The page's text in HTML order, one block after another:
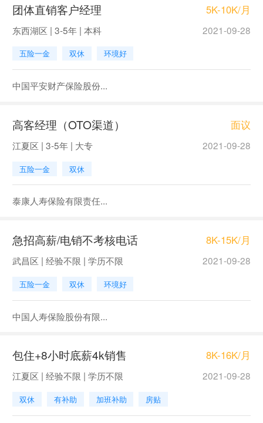
团体直销客户经理 5K-10K/月
东西湖区 | 3-5年 | 本科 2021-09-28
五险一金 双休 环境好
中国平安财产保险股份...
高客经理（OTO渠道） 面议
江夏区 | 3-5年 | 大专 2021-09-28
五险一金 双休
泰康人寿保险有限责任...
急招高薪/电销不考核电话 8K-15K/月
武昌区 | 经验不限 | 学历不限 2021-09-28
五险一金 双休 环境好
中国人寿保险股份有限...
包住+8小时底薪4k销售 8K-16K/月
江夏区 | 经验不限 | 学历不限 2021-09-28
双休 有补助 加班补助 房贴